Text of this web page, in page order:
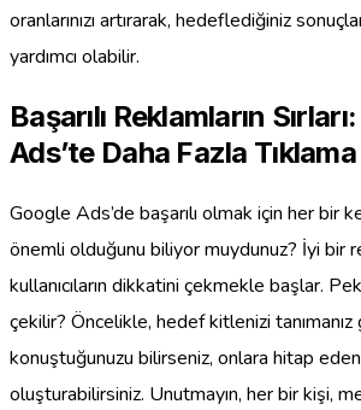
oranlarınızı artırarak, hedeflediğiniz
yardımcı olabilir.
Başarılı Reklamların
Ads’te Daha Fazla
Google Ads’de başarılı olmak için her bir
önemli olduğunu biliyor muydunuz? İyi bir
kullanıcıların dikkatini çekmekle başlar.
çekilir? Öncelikle, hedef kitlenizi
konuştuğunuzu bilirseniz, onlara hitap
oluşturabilirsiniz. Unutmayın, her bir kişi,